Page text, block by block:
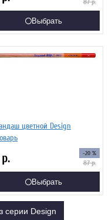
Выбрать
цветной Design
р. -20 %
87р.
Выбрать
серии Design